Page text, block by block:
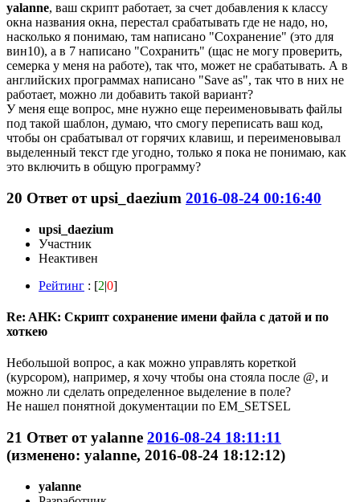
yalanne, ваш скрипт работает, за счет добавления к классу
окна названия окна, перестал срабатывать где не надо, но,
насколько я понимаю, там написано "Сохранение" (это для
вин10), а в 7 написано "Сохранить" (щас не могу проверить,
семерка у меня на работе), так что, может не срабатывать. А в
английских программах написано "Save as", так что в них не
работает, можно ли добавить такой вариант?
У меня еще вопрос, мне нужно еще переименовывать файлы
под такой шаблон, думаю, что смогу переписать ваш код,
чтобы он срабатывал от горячих клавиш, и переименовывал
выделенный текст где угодно, только я пока не понимаю, как
это включить в общую программу?
20 Ответ отupsi_daezium 2016-08-24 00:16:40
upsi_daezium
Участник
Неактивен
Рейтинг : [2|0]
Re: AHK: Скрипт сохранение имени файла с датой и по
хоткею
Небольшой вопрос, а как можно управлять кореткой
(курсором), например, я хочу чтобы она стояла после @, и
можно ли сделать определенное выделение в поле?
Не нашел понятной документации по EM_SETSEL
21 Ответ отyalanne 2016-08-24 18:11:11
(изменено: yalanne, 2016-08-24 18:12:12)
yalanne